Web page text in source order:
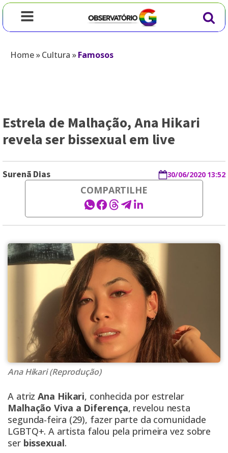
Home»Cultura »Famosos
Estrela de Malhação, Ana Hikari
revela ser bissexual em live
Surenã Dias 30/06/2020 13:52
COMPARTILHE
Ana Hikari (Reprodução)
A atrizAna Hikari, conhecida por estrelar
Malhação Viva a Diferença, revelou nesta
segunda-feira (29), fazer parte da comunidade
LGBTQ+. A artista falou pela primeira vez sobre
ser bissexual.